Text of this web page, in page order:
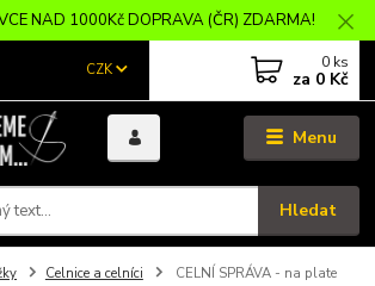
NAD 1000Kč DOPRAVA (ČR) ZDARMA!
Menu
CZK
Hledat
0 ks
za 0 Kč
Celnice a celníci
CELNÍ SPRÁVA - na plate